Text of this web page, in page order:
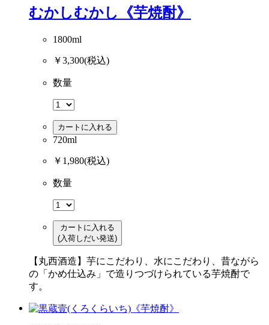
むかしむかし《芋焼酎》
1800ml
￥3,300(税込)
数量
カートに入れる
720ml
￥1,980(税込)
数量
カートに入れる
(入荷しだい発送)
【丸西酒造】芋にこだわり、水にこだわり、昔ながら
の「かめ仕込み」で造りつづけられている芋焼酎で
す。